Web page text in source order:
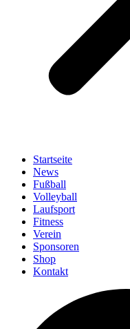
Startseite
News
Fußball
Volleyball
Laufsport
Fitness
Verein
Sponsoren
Shop
Kontakt